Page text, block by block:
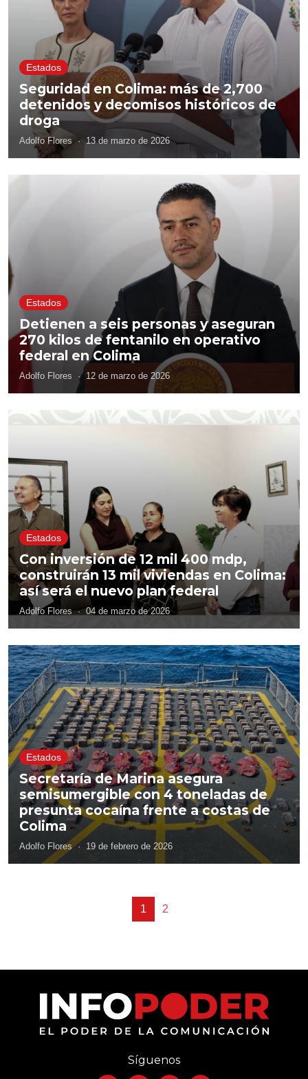
Estados
Seguridad en Colima: más de 2,700
detenidos y decomisos históricos de
droga
Adolfo Flores · 13 de marzo de 2026
Estados
Detienen a seis personas y aseguran
270 kilos de fentanilo en operativo
federal en Colima
Adolfo Flores · 12 de marzo de 2026
Estados
Con inversión de 12 mil 400 mdp,
construirán 13 mil viviendas en Colima:
así será el nuevo plan federal
Adolfo Flores· 04 de marzo de 2026
Estados
Secretaría de Marina asegura
semisumergible con 4 toneladas de
presunta cocaína frente a costas de
Colima
Adolfo Flores· 19 de febrero de 2026
1 2
Síguenos